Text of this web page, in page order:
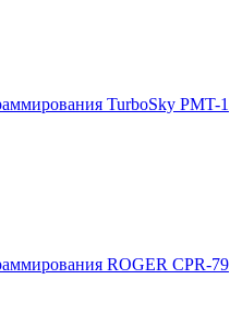
TurboSky PMT-1
ROGER CPR-79